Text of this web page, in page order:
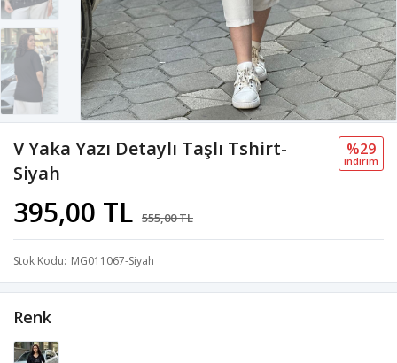
V Yaka Yazı Detaylı Taşlı Tshirt-
Siyah
395,00 TL 555,00 TL
%29
i̇ndi̇ri̇m
Stok Kodu MG011067-Siyah
Renk